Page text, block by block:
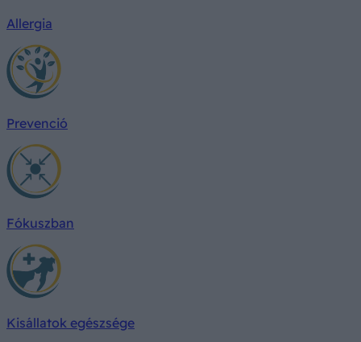
Allergia
Prevenció
Fókuszban
Kisállatok egészsége